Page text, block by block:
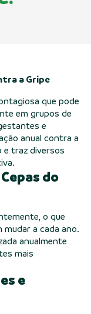
a Gripe
que pode
em grupos de
e
anual contra a
e traz diversos
do
o que
mudar a cada ano.
anualmente
mais
e